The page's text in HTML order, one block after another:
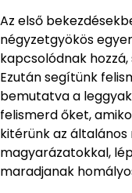
Az első
négyzetgyökös
kapcsolódnak
Ezután segítünk
bemutatva a
felismerd őket,
kitérünk az
magyarázatokkal,
maradjanak